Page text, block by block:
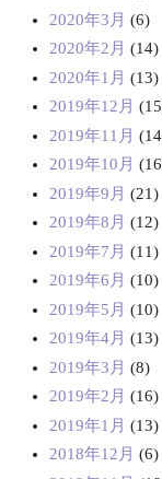
2020年3月 (6)
2020年2月 (14)
2020年1月 (13)
2019年12月
2019年11月
2019年10月
2019年9月 (21)
2019年8月 (12)
2019年7月 (11)
2019年6月 (10)
2019年5月 (10)
2019年4月 (13)
2019年3月 (8)
2019年2月 (16)
2019年1月 (13)
2018年12月 (6)